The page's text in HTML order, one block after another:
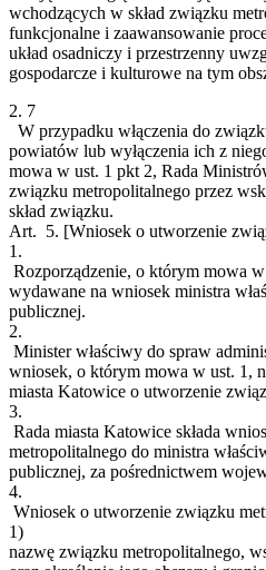
wchodzących w skład związku
funkcjonalne i zaawansowanie
układ osadniczy i przestrzenny
gospodarcze i kulturowe na tym
2. 7
W przypadku włączenia do
powiatów lub wyłączenia ich z
mowa w ust. 1 pkt 2, Rada
związku metropolitalnego przez
skład związku.
Art. 5. [Wniosek o utworzenie
1.
Rozporządzenie, o którym mowa
wydawane na wniosek ministra
publicznej.
2.
Minister właściwy do spraw
wniosek, o którym mowa w ust. 1,
miasta Katowice o utworzenie
3.
Rada miasta Katowice składa
metropolitalnego do ministra
publicznej, za pośrednictwem
4.
Wniosek o utworzenie związku
1)
nazwę związku metropolitalnego,